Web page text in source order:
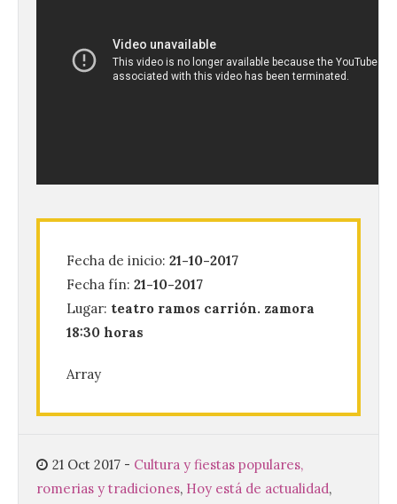
Fecha de inicio: 21-10-2017
Fecha fín: 21-10-2017
Lugar: teatro ramos carrión. zamora
18:30 horas
Array
21 Oct 2017 - Cultura y fiestas populares,
romerias y tradiciones, Hoy está de actualidad,
de Dulces del Convento a
Gradefes
7 Ago 2026
Gradefes. Una cita
cultura y un ambiente único. El
Ayuntamiento de Gradefes, intentando
[…]